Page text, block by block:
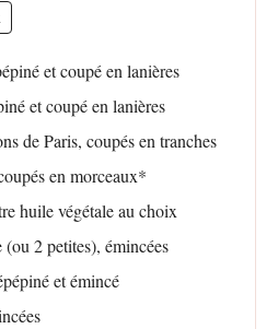
et coupé en lanières
et coupé en lanières
de Paris, coupés en tranches
en morceaux*
huile végétale au choix
(ou2petites), émincées
et émincé